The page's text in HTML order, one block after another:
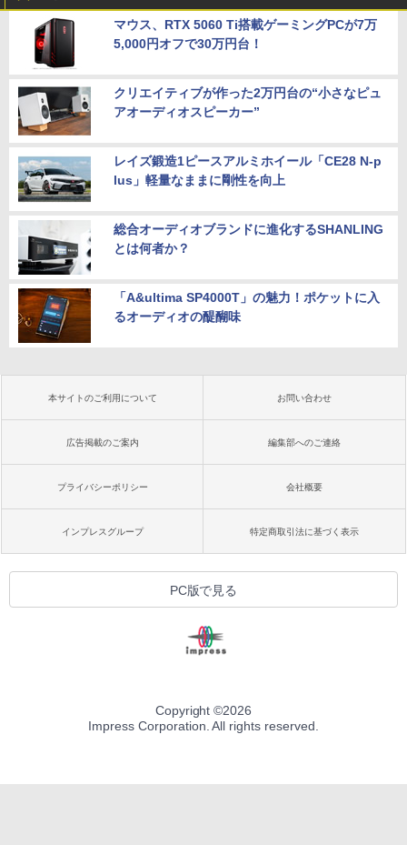
マウス、RTX 5060 Ti搭載ゲーミングPCが7万
5,000円オフで30万円台！
クリエイティブが作った2万円台の“小さなピュ
アオーディオスピーカー”
レイズ鍛造1ピースアルミホイール「CE28 N-p
lus」軽量なままに剛性を向上
総合オーディオブランドに進化するSHANLING
とは何者か？
「A&ultima SP4000T」の魅力！ポケットに入
るオーディオの醍醐味
本サイトのご利用について お問い合わせ
広告掲載のご案内 編集部へのご連絡
プライバシーポリシー 会社概要
インプレスグループ 特定商取引法に基づく表示
PC版で見る
Copyright ©2026
Impress Corporation. All rights reserved.